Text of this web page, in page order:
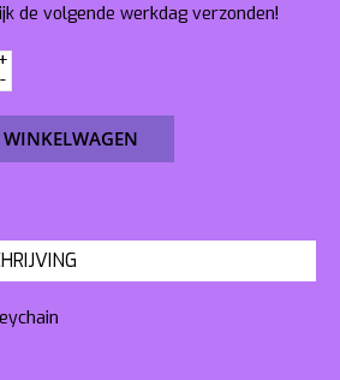
de volgende werkdag verzonden!
+
-